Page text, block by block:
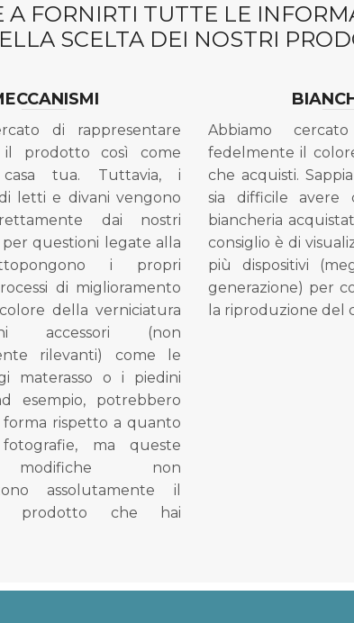
FORNIRTI TUTTE LE
SCELTA DEI NOSTRI
di rappresentare
il prodotto così come
tua. Tuttavia, i
letti e divani vengono
dai nostri
questioni legate alla
i propri
di miglioramento
della verniciatura
accessori (non
rilevanti) come le
materasso o i piedini
esempio, potrebbero
forma rispetto a quanto
ma queste
non
assolutamente il
prodotto che hai
Abbiamo
fedelmente il
che acquisti.
sia difficile avere
biancheria
consiglio è di
più dispositivi
generazione) per
la riproduzione del